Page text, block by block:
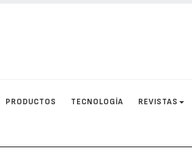
PRODUCTOS TECNOLOGÍA REVISTAS